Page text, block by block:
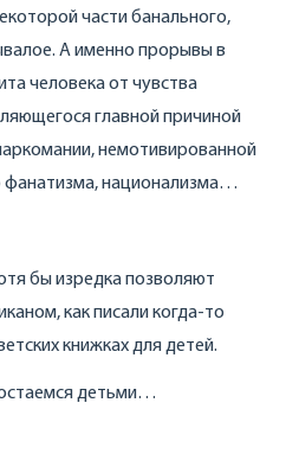
части банального,
А именно прорывы в
человека от чувства
главной причиной
немотивированной
фанатизма, национализма…
бы изредка позволяют
как писали когда-то
книжках для детей.
детьми…